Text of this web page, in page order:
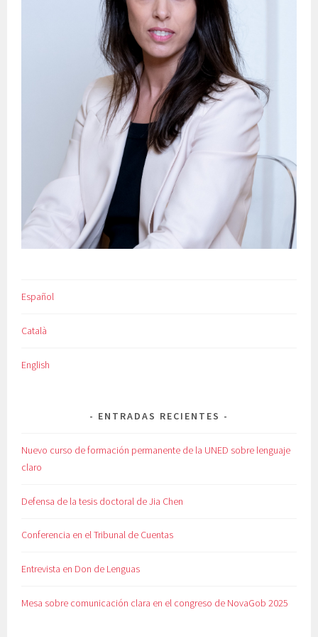
Español
Català
English
ENTRADAS RECIENTES
Nuevo curso de formación permanente de la UNED sobre lenguaje
claro
Defensa de la tesis doctoral de Jia Chen
Conferencia en el Tribunal de Cuentas
Entrevista en Don de Lenguas
Mesa sobre comunicación clara en el congreso de NovaGob 2025